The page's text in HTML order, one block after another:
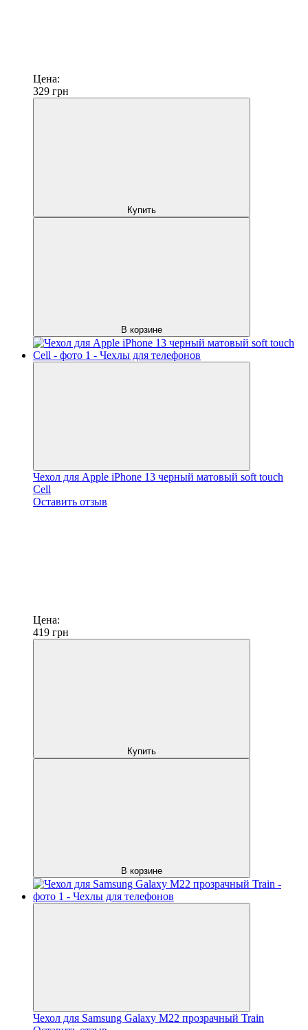
Цена:
329 грн
Купить
В корзине
Чехол для Apple iPhone 13 черный матовый soft touch
Cell
Оставить отзыв
Цена:
419 грн
Купить
В корзине
Чехол для Samsung Galaxy M22 прозрачный Train